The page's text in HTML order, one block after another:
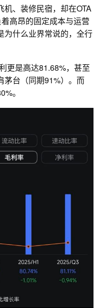
、装修民宿，却在OTA
高昂的固定成本与运营
为什么业界常说的，全行
更是高达81.68%，甚至
茅台（同期91%）。而
。